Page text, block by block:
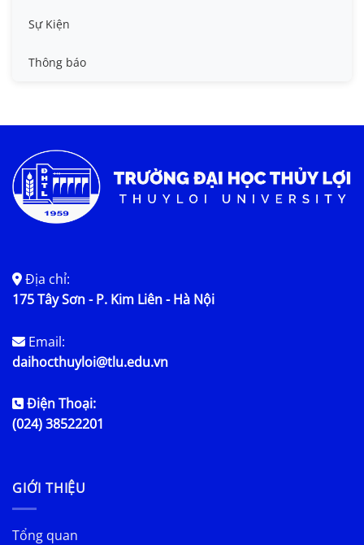
Tin công tác sinh viên
Tin đào tạo
Tin tức chung
Sự Kiện
Thông báo
Địa chỉ:
175 Tây Sơn - P. Kim Liên - Hà Nội
Email:
daihocthuyloi@tlu.edu.vn
Điện Thoại:
(024) 38522201
GIỚI THIỆU
Tổng quan